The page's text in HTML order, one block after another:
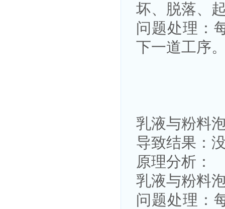
坏、脱落、
问题处理：
下一道工序
乳液与粉料
导致结果：
原理分析：
乳液与粉料
问题处理：